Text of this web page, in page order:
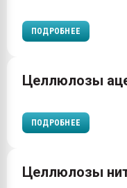
ПОДРОБНЕЕ
Целлюлозы
ПОДРОБНЕЕ
Целлюлозы